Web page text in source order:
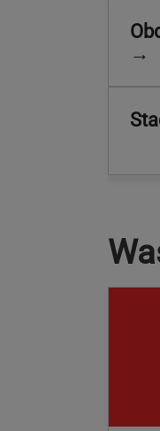
→